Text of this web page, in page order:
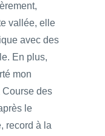
vallée, elle
avec des
En plus,
mon
Course des
le
record à la